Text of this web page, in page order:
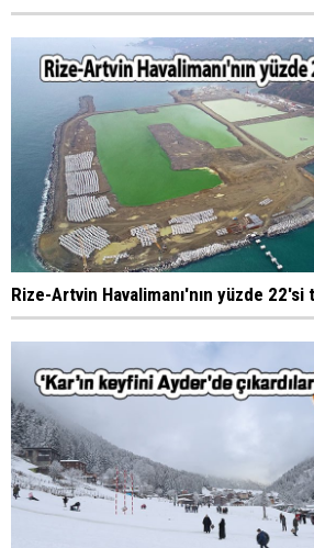
Rize-Artvin Havalimanı'nın yüzde 22'si